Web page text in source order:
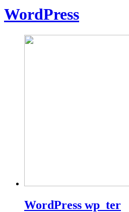
WordPress
WordPress wp_ter